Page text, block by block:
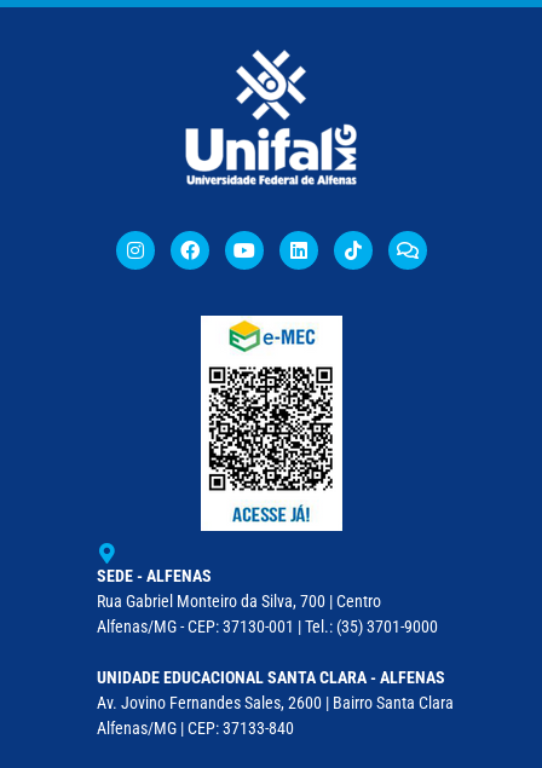
SEDE - ALFENAS
Rua Gabriel Monteiro da Silva, 700 | Centro
Alfenas/MG - CEP: 37130-001 | Tel.: (35) 3701-9000
UNIDADE EDUCACIONAL SANTA CLARA - ALFENAS
Av. Jovino Fernandes Sales, 2600 | Bairro Santa Clara
Alfenas/MG | CEP: 37133-840